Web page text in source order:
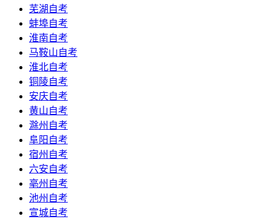
芜湖自考
蚌埠自考
淮南自考
马鞍山自考
淮北自考
铜陵自考
安庆自考
黄山自考
滁州自考
阜阳自考
宿州自考
六安自考
亳州自考
池州自考
宣城自考